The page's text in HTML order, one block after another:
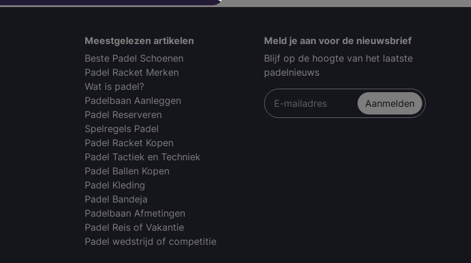
Meestgelezen artikelen
Beste Padel Schoenen
Padel Racket Merken
Wat is padel?
Padelbaan Aanleggen
Padel Reserveren
Spelregels Padel
Padel Racket Kopen
Padel Tactiek en Techniek
Padel Ballen Kopen
Padel Kleding
Padel Bandeja
Padelbaan Afmetingen
Padel Reis of Vakantie
Padel wedstrijd of competitie
Meld je aan voor de nieuwsbrief
Blijf op de hoogte van het laatste
padelnieuws
Aanmelden